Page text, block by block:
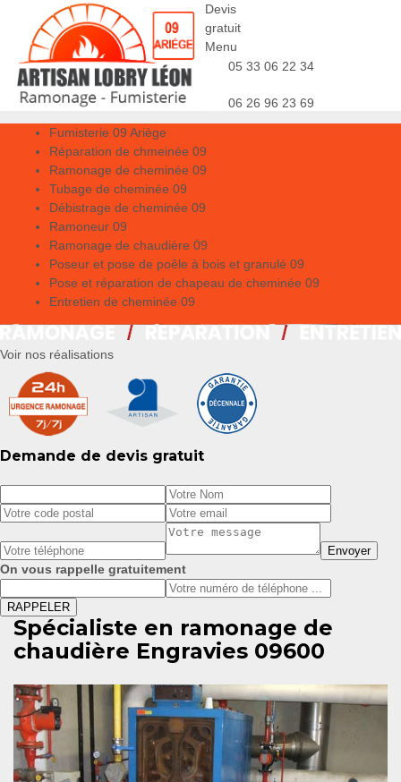
Devis
gratuit
Menu
05 33 06 22 34
06 26 96 23 69
Fumisterie 09 Ariège
Réparation de chmeinée 09
Ramonage de cheminée 09
Tubage de cheminée 09
Débistrage de cheminée 09
Ramoneur 09
Ramonage de chaudière 09
Poseur et pose de poêle à bois et granulé 09
Pose et réparation de chapeau de cheminée 09
Entretien de cheminée 09
Voir nos réalisations
Demande de devis gratuit
On vous rappelle gratuitement
Spécialiste en ramonage de
chaudière Engravies 09600